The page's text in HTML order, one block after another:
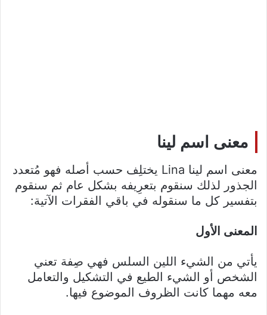
معنى اسم لينا
معنى اسم لينا Lina يختلِف حسب أصله فهو مُتعدد
الجذور لذلك سنقوم بتعرِيفه بشكل عام ثم سنقوم
بتفسير كل ما سنقوله في باقي الفقرات الآتية:
المعنى الأول
يأتي من الشيء اللين السلس فهي صِفة تعني
الشخص أو الشيء الطيع في التشكيل والتعامل
معه مهما كانت الظروف الموضوع فيها.